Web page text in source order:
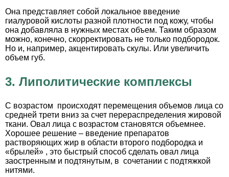
Она представляет собой локальное введение
гиалуровой кислоты разной плотности под кожу, чтобы
она добавляла в нужных местах объем. Таким образом
можно, конечно, скорректировать не только подбородок.
Но и, например, акцентировать скулы. Или увеличить
объем губ.
3. Липолитические комплексы
С возрастом происходят перемещения объемов лица со
средней трети вниз за счет перераспределения жировой
ткани. Овал лица с возрастом становятся объемнее.
Хорошее решение – введение препаратов
растворяющих жир в области второго подбородка и
«брылей» , это быстрый способ сделать овал лица
заостренным и подтянутым, в сочетании с подтяжкой
нитями.